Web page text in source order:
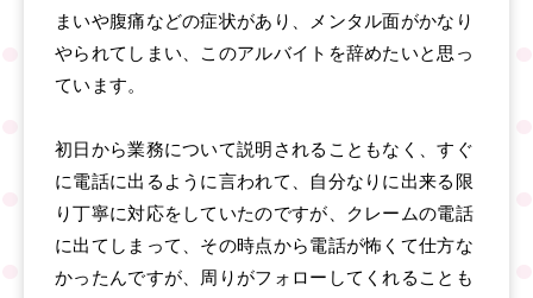
まいや腹痛などの症状があり、メンタル面がかなり
やられてしまい、このアルバイトを辞めたいと思っ
ています。
初日から業務について説明されることもなく、すぐ
に電話に出るように言われて、自分なりに出来る限
り丁寧に対応をしていたのですが、クレームの電話
に出てしまって、その時点から電話が怖くて仕方な
かったんですが、周りがフォローしてくれることも